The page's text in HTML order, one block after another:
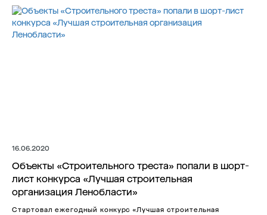
16.06.2020
Объекты «Строительного треста» попали в шорт-
лист конкурса «Лучшая строительная
организация Ленобласти»
Стартовал ежегодный конкурс «Лучшая строительная